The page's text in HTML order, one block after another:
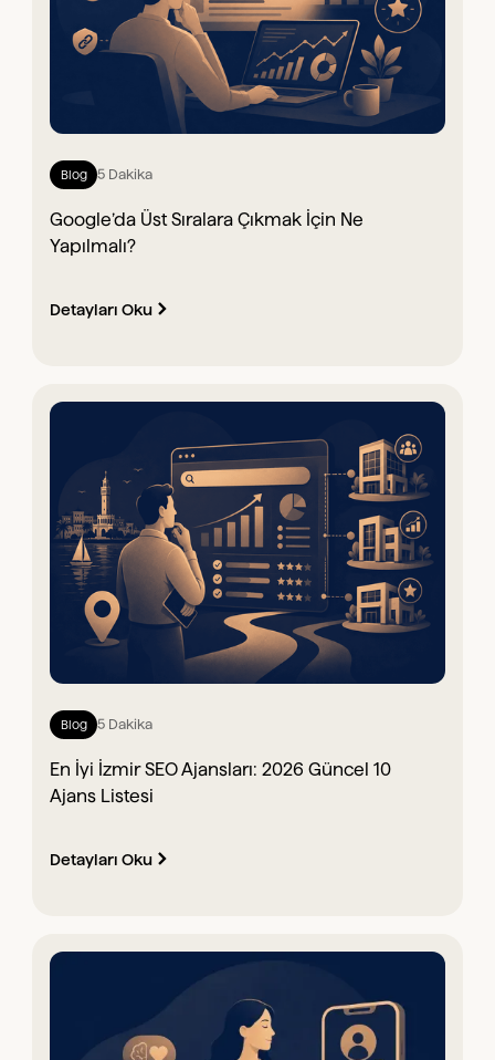
Blog 5 Dakika
Google’da Üst Sıralara Çıkmak İçin Ne
Yapılmalı?
Detayları Oku
Blog 5 Dakika
En İyi İzmir SEO Ajansları: 2026 Güncel 10
Ajans Listesi
Detayları Oku